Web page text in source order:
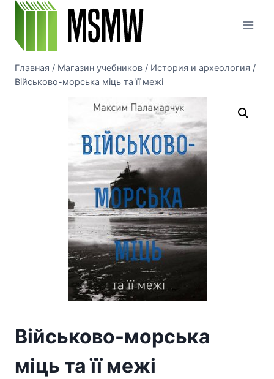
Перейти
содержимому
Главная / Магазин учебников / История и археология /
Військово-морська міць та її межі
Військово-морська
міць та її межі